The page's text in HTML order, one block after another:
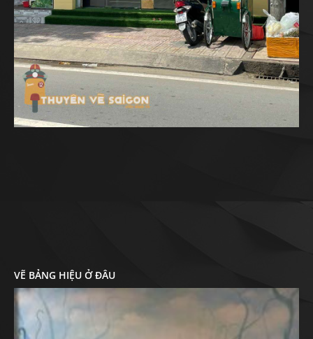
VẼ BẢNG HIỆU Ở ĐÂU